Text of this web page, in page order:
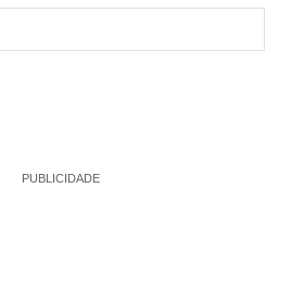
PUBLICIDADE